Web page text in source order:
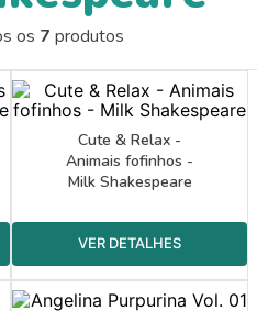
os 7 produtos
Cute & Relax -
Animais fofinhos -
Milk Shakespeare
papel crepom 48cmx2m